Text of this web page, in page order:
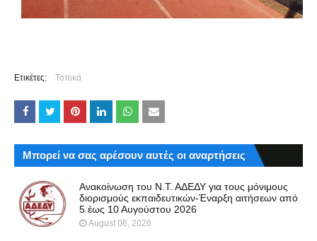
Ετικέτες: Τοπικά
Μπορεί να σας αρέσουν αυτές οι αναρτήσεις
Ανακοίνωση του Ν.Τ. ΑΔΕΔΥ για τους μόνιμους
διορισμούς εκπαιδευτικών-Έναρξη αιτήσεων από
5 έως 10 Αυγούστου 2026
August 06, 2026